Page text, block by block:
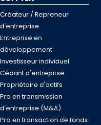
Créateur / Repreneur
d'entreprise
Entreprise en
développement
Investisseur individuel
Cédant d'entreprise
Propriétaire d'actifs
Pro en transmission
d'entreprise (M&A)
Pro en transaction de fonds